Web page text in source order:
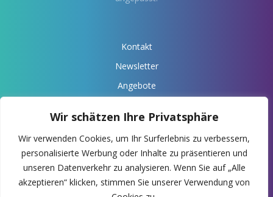
Wir schätzen Ihre Privatsphäre
Wir verwenden Cookies, um Ihr Surferlebnis zu verbessern,
personalisierte Werbung oder Inhalte zu präsentieren und
unseren Datenverkehr zu analysieren. Wenn Sie auf „Alle
akzeptieren“ klicken, stimmen Sie unserer Verwendung von
Kontakt
Newsletter
Angebote
Impressum
Datenschutz
Deine Spende
-> Anaris Webseite